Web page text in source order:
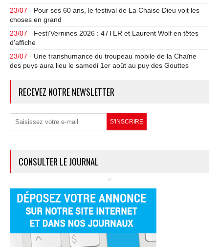
23/07 - Pour ses 60 ans, le festival de La Chaise Dieu voit les
choses en grand
23/07 - Festi'Vernines 2026 : 47TER et Laurent Wolf en têtes
d'affiche
23/07 - Une transhumance du troupeau mobile de la Chaîne
des puys aura lieu le samedi 1er août au puy des Gouttes
RECEVEZ NOTRE NEWSLETTER
CONSULTER LE JOURNAL